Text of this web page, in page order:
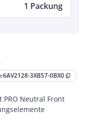
6AV2128-3XB57-0BX0 content_copy
PRO Neutral Front
1 Packung